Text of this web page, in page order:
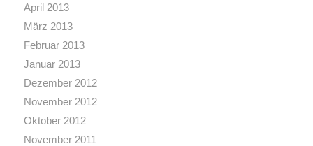
April 2013
März 2013
Februar 2013
Januar 2013
Dezember 2012
November 2012
Oktober 2012
November 2011